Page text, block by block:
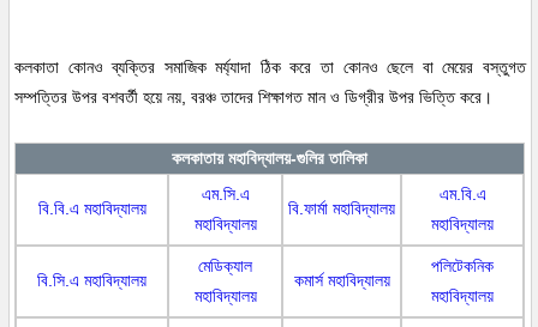
কলকাতা কোনও ব্যক্তির সমাজিক মর্য্যাদা ঠিক করে তা কোনও ছেলে বা মেয়ের বস্তুগত
সম্পত্তির উপর বশবর্তী হয়ে নয়, বরঞ্চ তাদের শিক্ষাগত মান ও ডিগ্রীর উপর ভিত্তি করে।
কলকাতায় মহাবিদ্যালয়-গুলির তালিকা
বি.বি.এ মহাবিদ্যালয়
এম.সি.এ
মহাবিদ্যালয়
বি.ফার্মা মহাবিদ্যালয়
এম.বি.এ
মহাবিদ্যালয়
বি.সি.এ মহাবিদ্যালয়
মেডিক্যাল
মহাবিদ্যালয়
কমার্স মহাবিদ্যালয়
পলিটেকনিক
মহাবিদ্যালয়